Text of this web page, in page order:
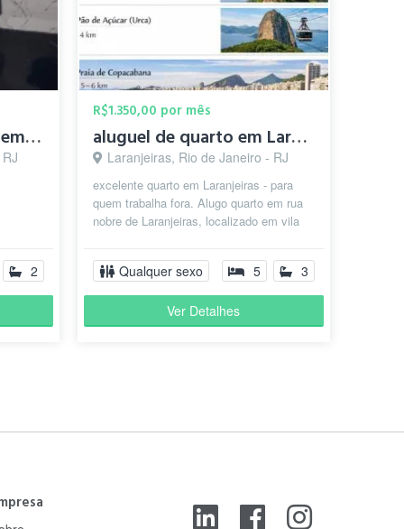
há 1 ano
Um lugar pra se sentir em casa
2
R$1.350,00 por mês
aluguel de quarto em Laranjeiras
Laranjeiras, Rio de Janeiro - RJ
excelente quarto em Laranjeiras - para
quem trabalha fora. Alugo quarto em rua
nobre de Laranjeiras, localizado em vila
Qualquer sexo 5 3
Ver Detalhes